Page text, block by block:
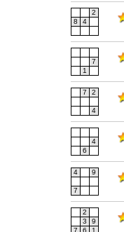
2
8
4
7
1
7 2
4
4
6
4 9
7
2
3
9
7
6 1